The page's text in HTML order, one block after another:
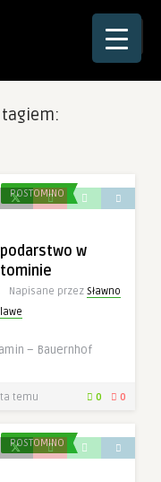
☰
POSTOMINO
w
Napisane przez Sławno
– Bauernhof
temu 0 0
POSTOMINO